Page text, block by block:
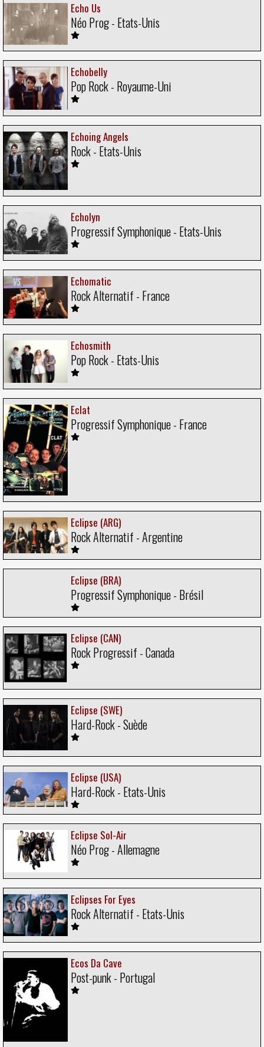
Echo Us
Néo Prog - Etats-Unis
Echobelly
Pop Rock - Royaume-Uni
Echoing Angels
Rock - Etats-Unis
Echolyn
Progressif Symphonique - Etats-Unis
Echomatic
Rock Alternatif - France
Echosmith
Pop Rock - Etats-Unis
Eclat
Progressif Symphonique - France
Eclipse (ARG)
Rock Alternatif - Argentine
Eclipse (BRA)
Progressif Symphonique - Brésil
Eclipse (CAN)
Rock Progressif - Canada
Eclipse (SWE)
Hard-Rock - Suède
Eclipse (USA)
Hard-Rock - Etats-Unis
Eclipse Sol-Air
Néo Prog - Allemagne
Eclipses For Eyes
Rock Alternatif - Etats-Unis
Ecos Da Cave
Post-punk - Portugal